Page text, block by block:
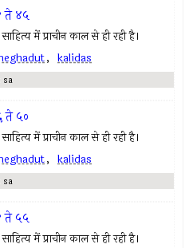
ते ४५
में प्राचीन काल से ही रही है।
, kalidas
sa
ते ५०
में प्राचीन काल से ही रही है।
, kalidas
sa
ते ५५
में प्राचीन काल से ही रही है।